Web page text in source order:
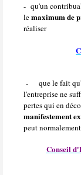
- qu'un
lemaximum de
réaliser
- que le fait
l'entreprise ne
pertes qui en
manifestement
peut
Conseil